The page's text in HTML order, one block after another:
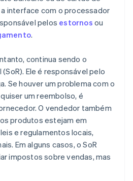
interface com o processador
pelos estornos ou
.
continua sendo o
Ele é responsável pelo
Se houver um problema com o
um reembolso, é
O vendedor também
produtos estejam em
e regulamentos locais,
Em alguns casos, o SoR
impostos sobre vendas, mas